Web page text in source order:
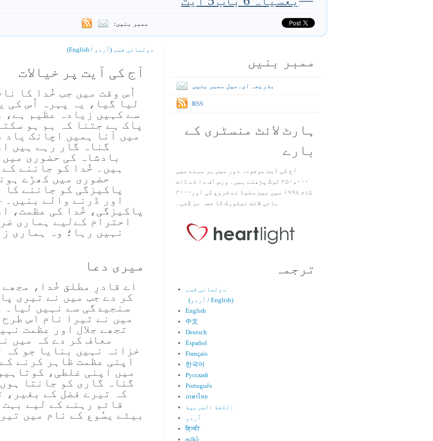
ممبر بنیں:
دولسانی قسم (اُردو / English)
آج کی آیت پر خیالات
اُس وقت میں جب خُدا کا
لیا گیا، یہ پہرہ اُس کی
سے کہیں زیادہ عظیم ہے،
پاک ہے جتنا کہ ہم ہو
میں آنا ہمیں اچانک یاد
گناہ گار رہے ہیں
بادشاہ کی حضوری
ہیں۔ خُدا کو جاننے
حضوری میں کھڑے
پاکیزگی کو جاننے کا
اور ڈرنے والے بنیں۔
پاکیزگی، خُدا کی عظمت،
احترام کےلیے ہماری
نہیں رہا؛ وہ ہماری
میری دعا
اے قادرِ مطلق خُدا،
کر دے جب میں نے تیری
سنجیدگی سے نہیں لیا۔
میں نے تیرا نام اس
تجھے جلال اور عظمت
معاف کر دے کہ میں
خزانہ نہیں بنایا جو کہ
اپنی عظمت ظاہر کرنے
میں اپنی غلطی،
گناہ گاری کو جانتا
کہ تیرے فضل کے بغیر،
قائم رہنے کے لیے
بیٹے یسُوع کے نام میں
ممبر بنیں
بذریعہ ای۔میل ممبر بنیں
RSS
ہارٹ لائٹ منسٹری کے
بارے
آج کی آیت موجودہ دور میں ہر مہنے میں
۲۵۰،۰۰۰ لوگ پڑھتے ہیں۔ ورس آف دا ڈے ڈاٹ
کام ۱۹۹۸ میں بین سٹیڈ نے شروع کی اور۲۰۰۰
ہائی لائٹ نیٹورک کا حصہ بن گئی۔
ترجمہ
دولسانی قسم:
(اُردو / English)
English
中文
Deutsch
Español
Français
한국어
Русский
Português
ภาษาไทย
اللغة العربية
اُردو
हिन्दी
தமிழ்